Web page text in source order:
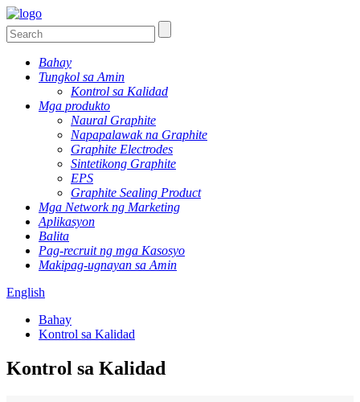
Bahay
Tungkol sa Amin
Kontrol sa Kalidad
Mga produkto
Naural Graphite
Napapalawak na Graphite
Graphite Electrodes
Sintetikong Graphite
EPS
Graphite Sealing Product
Mga Network ng Marketing
Aplikasyon
Balita
Pag-recruit ng mga Kasosyo
Makipag-ugnayan sa Amin
English
Bahay
Kontrol sa Kalidad
Kontrol sa Kalidad